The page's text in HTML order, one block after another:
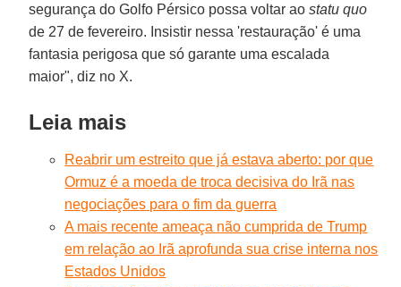
segurança do Golfo Pérsico possa voltar aostatu quo
de 27 de fevereiro. Insistir nessa 'restauração' é uma
fantasia perigosa que só garante uma escalada
maior", diz no X.
Leia mais
Reabrir um estreito que já estava aberto: por que
Ormuz é a moeda de troca decisiva do Irã nas
negociações para o fim da guerra
A mais recente ameaça não cumprida de Trump
em relação ao Irã aprofunda sua crise interna nos
Estados Unidos